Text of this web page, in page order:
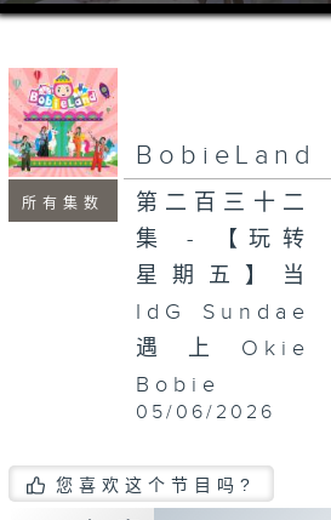
seconds
minutes,
6
seconds
所有集数
BobieLand
第二百三十二
集 - 【玩转
星期五】当
IdG Sundae
遇上Okie
Bobie
05/06/2026
您喜欢这个节目吗?